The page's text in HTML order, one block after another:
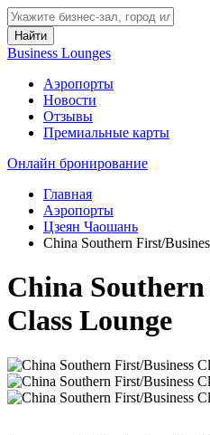
Найти
Business Lounges
Аэропорты
Новости
Отзывы
Премиальные карты
Онлайн бронирование
Главная
Аэропорты
Цзеян Чаошань
China Southern First/
China
Class Lounge